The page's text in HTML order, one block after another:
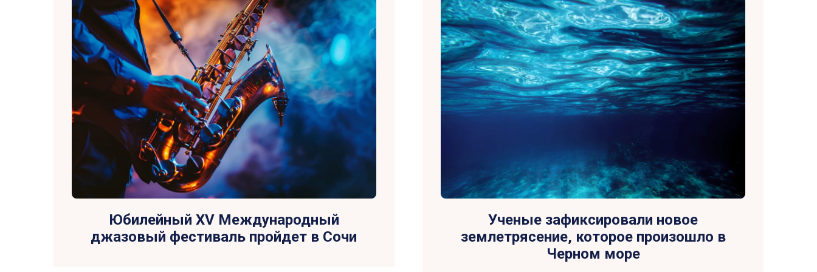
Юбилейный XV Международный
джазовый фестиваль пройдет в Сочи
Ученые зафиксировали новое
землетрясение, которое произошло в
Черном море